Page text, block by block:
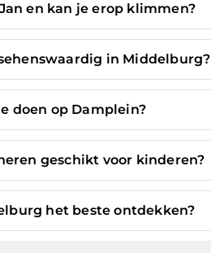
en kan je erop klimmen?
in Middelburg?
doen op Damplein?
geschikt voor kinderen?
het beste ontdekken?